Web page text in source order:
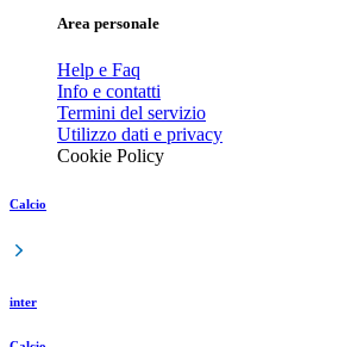
Area personale
Help e Faq
Info e contatti
Termini del servizio
Utilizzo dati e privacy
Cookie Policy
Calcio
inter